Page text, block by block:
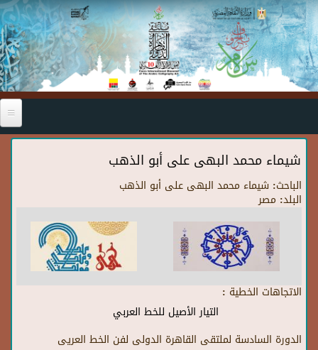
Skip to main content
شيماء محمد البهى على أبو الذهب
الباحث: شيماء محمد البهى على أبو الذهب
البلد: مصر
الاتجاهات الخطية :
التيار الأصيل للخط العربي
الدورة السادسة لملتقى القاهرة الدولى لفن الخط العريى